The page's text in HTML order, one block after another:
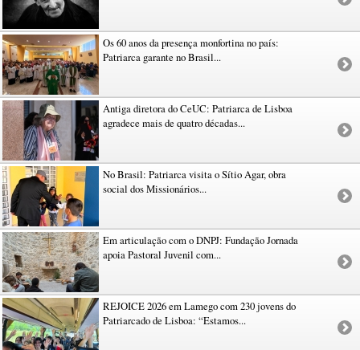
Os 60 anos da presença monfortina no país:
Patriarca garante no Brasil...
Antiga diretora do CeUC: Patriarca de Lisboa
agradece mais de quatro décadas...
No Brasil: Patriarca visita o Sítio Agar, obra
social dos Missionários...
Em articulação com o DNPJ: Fundação Jornada
apoia Pastoral Juvenil com...
REJOICE 2026 em Lamego com 230 jovens do
Patriarcado de Lisboa: “Estamos...